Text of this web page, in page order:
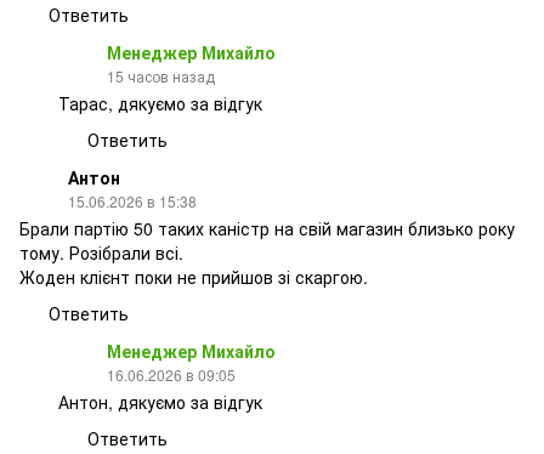
Ответить
Менеджер Михайло
15 часов назад
Тарас, дякуємо за відгук
Ответить
Антон
15.06.2026 в 15:38
Брали партію 50 таких каністр на свій магазин близько року
тому. Розібрали всі.
Жоден клієнт поки не прийшов зі скаргою.
Ответить
Менеджер Михайло
16.06.2026 в 09:05
Антон, дякуємо за відгук
Ответить